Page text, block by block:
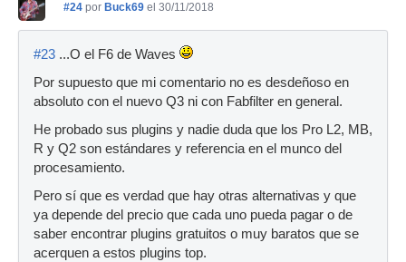
#24 por Buck69 el 30/11/2018
#23 ...O el F6 de Waves
Por supuesto que mi comentario no es desdeñoso en
absoluto con el nuevo Q3 ni con Fabfilter en general.
He probado sus plugins y nadie duda que los Pro L2, MB,
R y Q2 son estándares y referencia en el munco del
procesamiento.
Pero sí que es verdad que hay otras alternativas y que
ya depende del precio que cada uno pueda pagar o de
saber encontrar plugins gratuitos o muy baratos que se
acerquen a estos plugins top.